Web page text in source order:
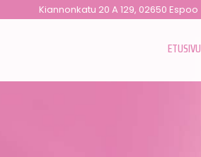
Kiannonkatu 20 A 129, 02650 Espoo
ETUSIVU